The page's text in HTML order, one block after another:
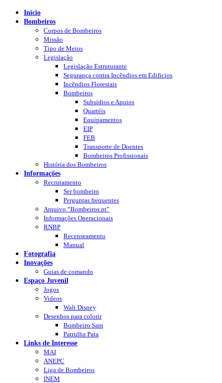
Início
Bombeiros
Corpos de Bombeiros
Missão
Tipo de Meios
Legislação
Legislação Estruturante
Segurança contra Incêndios em Edificios
Incêndios Florestais
Bombeiros
Subsídios e Apoios
Quartéis
Equipamentos
EIP
FEB
Transporte de Doentes
Bombeiros Profissionais
História dos Bombeiros
Informações
Recrutamento
Ser bombeiro
Perguntas frequentes
Arquivo “Bombeiros.pt”
Informações Operacionais
RNBP
Recenseamento
Manual
Fotografia
Inovações
Guias de comando
Espaço Juvenil
Jogos
Videos
Walt Disney
Desenhos para colorir
Bombeiro Sam
Patrulha Pata
Links de Interesse
MAI
ANEPC
Liga de Bombeiros
INEM